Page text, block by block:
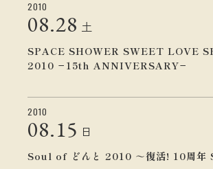
2010
08.28 土
SPACE SHOWER SWEET LOVE
2010 −15th ANNIVERSARY−
2010
08.15 日
Soul of どんと 2010 ～復活! 10周年